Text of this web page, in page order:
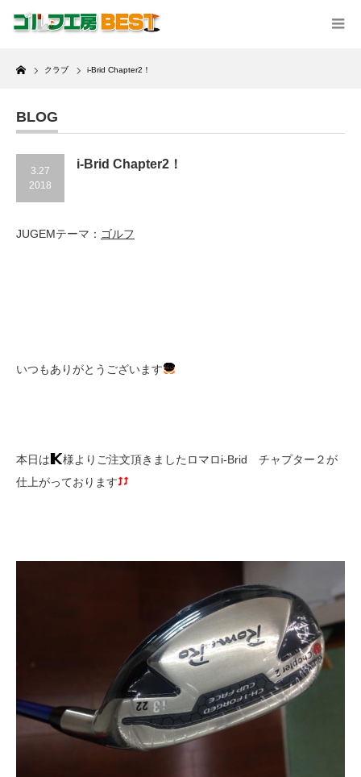
Home
クラブ i-Brid Chapter2！
BLOG
3.27
2018
i-Brid Chapter2！
JUGEMテーマ： ゴルフ
いつもありがとうございます
本日は
様よりご注文頂きましたロマロi-Brid チャプター２が
仕上がっております